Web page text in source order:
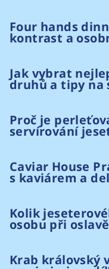
Four hands
kontrast a
Jak vybrat
druhů a tipy na
Proč je
servírování
Caviar House
s kaviárem a
Kolik
osobu při
Krab královský